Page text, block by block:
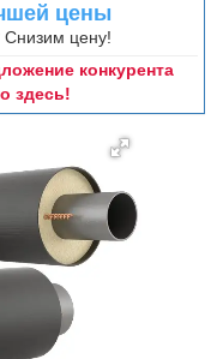
цены
цену!
конкурента
здесь!